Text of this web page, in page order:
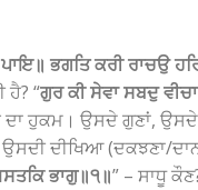
ਭਗਤਿ ਕਰੀ ਰਾਚਉ
ਹੈ? “ਗੁਰ ਕੀ ਸੇਵਾ ਸਬਦੁ
ਦਾ ਹੁਕਮ। ਉਸਦੇ ਗੁਣਾਂ,
ਦੀਖਿਆ (ਦਕਝਣਾ/
ਭਾਗੁ॥੧॥” – ਸਾਧੂ